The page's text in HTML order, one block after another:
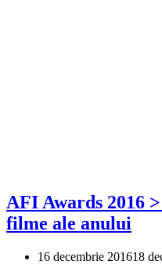
AFI Awards 2016
filme ale anului
16 decembrie 201618